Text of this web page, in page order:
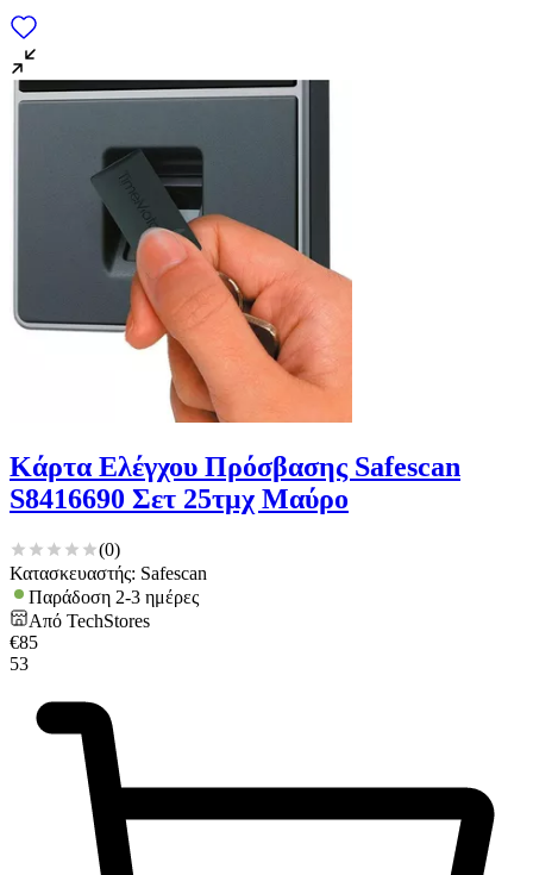
Κάρτα Ελέγχου Πρόσβασης Safescan
S8416690 Σετ 25τμχ Μαύρο
(0)
Κατασκευαστής: Safescan
Παράδοση 2-3 ημέρες
Από TechStores
€85
53